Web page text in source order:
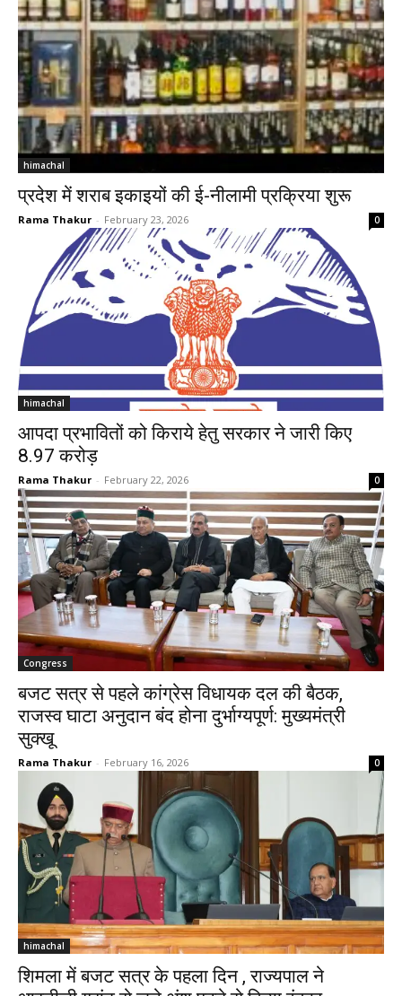
himachal
प्रदेश में शराब इकाइयों की ई-नीलामी प्रक्रिया शुरू
Rama Thakur - February 23, 2026 0
himachal
आपदा प्रभावितों को किराये हेतु सरकार ने जारी किए
8.97 करोड़
Rama Thakur - February 22, 2026 0
Congress
बजट सत्र से पहले कांग्रेस विधायक दल की बैठक,
राजस्व घाटा अनुदान बंद होना दुर्भाग्यपूर्ण: मुख्यमंत्री
सुक्खू
Rama Thakur - February 16, 2026 0
himachal
शिमला में बजट सत्र के पहला दिन , राज्यपाल ने